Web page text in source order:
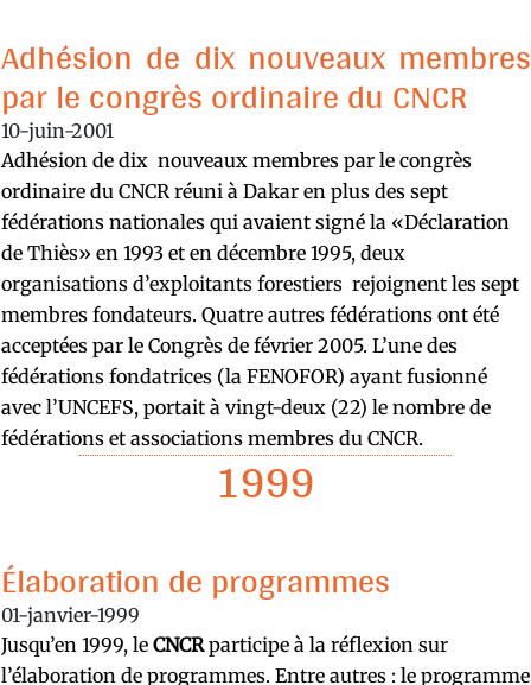
Adhésion de dix nouveaux membres
par le congrès ordinaire du CNCR
10-juin-2001
Adhésion de dix nouveaux membres par le congrès
ordinaire du CNCR réuni à Dakar en plus des sept
fédérations nationales qui avaient signé la «Déclaration
de Thiès» en 1993 et en décembre 1995, deux
organisations d’exploitants forestiers rejoignent les sept
membres fondateurs. Quatre autres fédérations ont été
acceptées par le Congrès de février 2005. L’une des
fédérations fondatrices (la FENOFOR) ayant fusionné
avec l’UNCEFS, portait à vingt-deux (22) le nombre de
fédérations et associations membres du CNCR.
1999
Élaboration de programmes
01-janvier-1999
Jusqu’en 1999, le CNCRparticipe à la réflexion sur
l’élaboration de programmes. Entre autres : le programme